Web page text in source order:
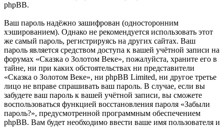
phpBB.
Ваш пароль надёжно зашифрован (односторонним
хэшированием). Однако не рекомендуется использовать этот
же самый пароль, регистрируясь на других сайтах. Ваш
пароль является средством доступа к вашей учётной записи на
форумах «Сказка о Золотом Веке», пожалуйста, храните его в
тайне, ни при каких обстоятельствах ни представители
«Сказка о Золотом Веке», ни phpBB Limited, ни другое третье
лицо не вправе спрашивать ваш пароль. В случае, если вы
забудете ваш пароль к вашей учётной записи, вы сможете
воспользоваться функцией восстановления пароля «Забыли
пароль?», предусмотренной программным обеспечением
phpBB. Вам будет необходимо ввести ваше имя пользователя и